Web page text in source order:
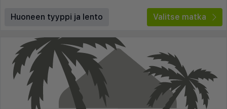
Huoneen tyyppi ja lento Valitse matka